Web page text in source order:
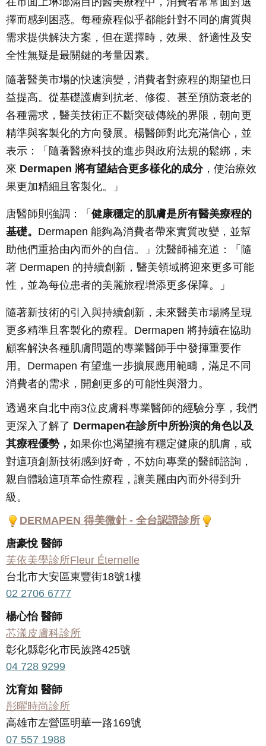
擇而感到困惑。每種療程似乎都能針對不同的膚質與
需求提供解決方案，但在選擇時，效果、舒適性及安
全性無疑是最關鍵的考量因素。
隨著醫美市場的快速演變，消費者對療程的期望也日
益提高。從基礎護膚到抗老、修復、甚至預防衰老的
各種需求，醫美技術正不斷突破傳統的界限，朝向更
精準與客製化的方向發展。楊醫師對此充滿信心，並
表示：「隨著醫療科技的進步與政府法規的鬆綁，未
來 Dermapen 將有望結合更多樣化的成分，使治療效
果更加精細且客製化。」
唐醫師則強調：「 健康穩定的肌膚是所有醫美療程的
基礎。 Dermapen 能夠為消費者帶來實質改變，並幫
助他們重拾由內而外的自信。」沈醫師補充道：「隨
著 Dermapen 的持續創新，醫美領域將迎來更多可能
性，並為每位患者的美麗旅程增添更多保障。」
隨著新技術的引入與持續創新，未來醫美市場將呈現
更多精準且客製化的療程。Dermapen 將持續在協助
顧客解決各種肌膚問題的專業醫師手中發揮重要作
用。Dermapen 有望進一步擴展應用範疇，滿足不同
消費者的需求，開創更多的可能性與潛力。
透過來自北中南3位皮膚科專業醫師的經驗分享，我們
更深入了解了 Dermapen在診所中所扮演的角色以及
其療程優勢， 如果你也渴望擁有穩定健康的肌膚，或
對這項創新技術感到好奇，不妨向專業的醫師諮詢，
親自體驗這項革命性療程，讓美麗由內而外得到升
級。
DERMAPEN 得美微針 - 全台認證診所
唐豪悅 醫師
芙依美學診所Fleur Éternelle
台北市大安區東豐街18號1樓
02 2706 6777
楊心怡 醫師
芯漾皮膚科診所
彰化縣彰化市民族路425號
04 728 9299
沈育如 醫師
彤曜時尚診所
高雄市左營區明華一路169號
07 557 1988